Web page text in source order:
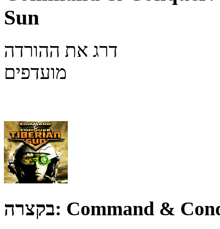
Sun
דרג את ההורדה
מועדפים
בקצרה: Command &